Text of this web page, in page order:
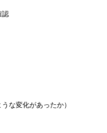
認
な変化があったか）